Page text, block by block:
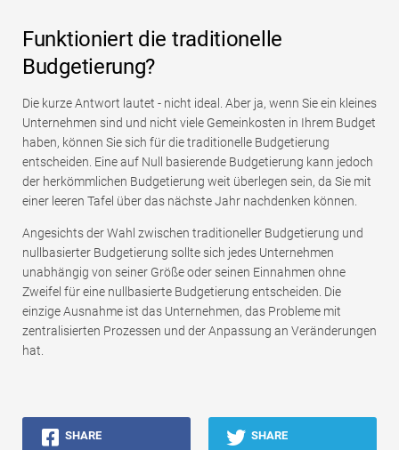
Funktioniert die traditionelle
Budgetierung?
Die kurze Antwort lautet - nicht ideal. Aber ja, wenn Sie ein kleines
Unternehmen sind und nicht viele Gemeinkosten in Ihrem Budget
haben, können Sie sich für die traditionelle Budgetierung
entscheiden. Eine auf Null basierende Budgetierung kann jedoch
der herkömmlichen Budgetierung weit überlegen sein, da Sie mit
einer leeren Tafel über das nächste Jahr nachdenken können.
Angesichts der Wahl zwischen traditioneller Budgetierung und
nullbasierter Budgetierung sollte sich jedes Unternehmen
unabhängig von seiner Größe oder seinen Einnahmen ohne
Zweifel für eine nullbasierte Budgetierung entscheiden. Die
einzige Ausnahme ist das Unternehmen, das Probleme mit
zentralisierten Prozessen und der Anpassung an Veränderungen
hat.
SHARE SHARE